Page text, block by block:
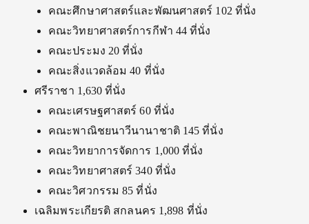
คณะศึกษาศาสตร์และพัฒนศาสตร์ 102 ที่นั่ง
คณะวิทยาศาสตร์การกีฬา 44 ที่นั่ง
คณะประมง 20 ที่นั่ง
คณะสิ่งแวดล้อม 40 ที่นั่ง
ศรีราชา 1,630 ที่นั่ง
คณะเศรษฐศาสตร์ 60 ที่นั่ง
คณะพาณิชยนาวีนานาชาติ 145 ที่นั่ง
คณะวิทยาการจัดการ 1,000 ที่นั่ง
คณะวิทยาศาสตร์ 340 ที่นั่ง
คณะวิศวกรรม 85 ที่นั่ง
เฉลิมพระเกียรติ สกลนคร 1,898 ที่นั่ง